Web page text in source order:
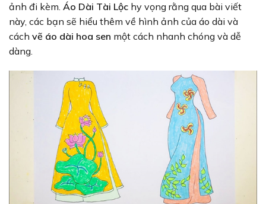
ảnh đi kèm. Áo Dài Tài Lộc hy vọng rằng qua bài viết
này, các bạn sẽ hiểu thêm về hình ảnh của áo dài và
cách vẽ áo dài hoa sen một cách nhanh chóng và dễ
dàng.